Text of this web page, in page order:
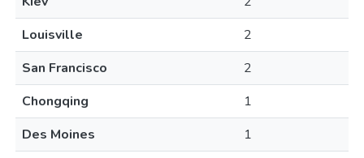
Louisville
2
San Francisco
2
Chongqing
1
Des Moines
1